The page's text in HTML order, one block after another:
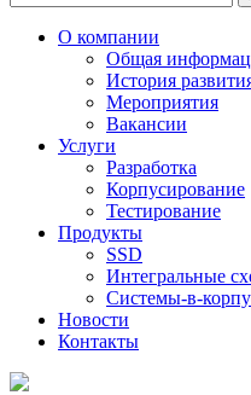
О компании
Общая
История
Мероприятия
Вакансии
Услуги
Разработка
Корпусирование
Тестирование
Продукты
SSD
Интегральные
Системы-в-
Новости
Контакты